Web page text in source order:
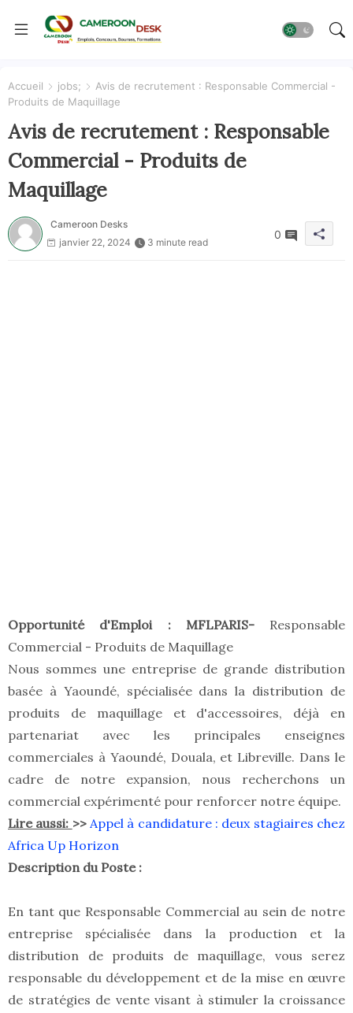
Accueil jobs;
Avis de recrutement : Responsable Commercial -
Produits de Maquillage
Avis de recrutement : Responsable
Commercial - Produits de
Maquillage
Cameroon Desks
janvier 22, 2024
3 minute read
0
Opportunité d'Emploi : MFLPARIS- Responsable
Commercial - Produits de Maquillage
Nous sommes une entreprise de grande distribution
basée à Yaoundé, spécialisée dans la distribution de
produits de maquillage et d'accessoires, déjà en
partenariat avec les principales enseignes
commerciales à Yaoundé, Douala, et Libreville. Dans le
cadre de notre expansion, nous recherchons un
commercial expérimenté pour renforcer notre équipe.
Lire aussi: >> Appel à candidature : deux stagiaires chez
Africa Up Horizon
Description du Poste :
En tant que Responsable Commercial au sein de notre
entreprise spécialisée dans la production et la
distribution de produits de maquillage, vous serez
responsable du développement et de la mise en œuvre
de stratégies de vente visant à stimuler la croissance